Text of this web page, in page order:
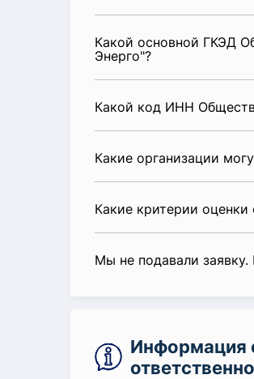
Какой основной ГКЭД
Энерго"?
Какой код ИНН
Какие организации
Какие критерии
Мы не подавали
Информация